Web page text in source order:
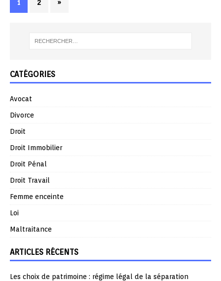
1 2 »
CATÉGORIES
Avocat
Divorce
Droit
Droit Immobilier
Droit Pénal
Droit Travail
Femme enceinte
Loi
Maltraitance
ARTICLES RÉCENTS
Les choix de patrimoine : régime légal de la séparation